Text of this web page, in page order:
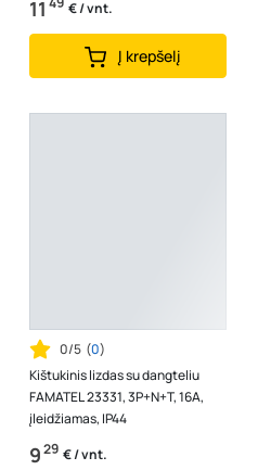
11 € / vnt.
Į krepšelį
0/5 (0)
Kištukinis lizdas su dangteliu
FAMATEL 23331, 3P+N+T, 16A,
įleidžiamas, IP44
929 € / vnt.